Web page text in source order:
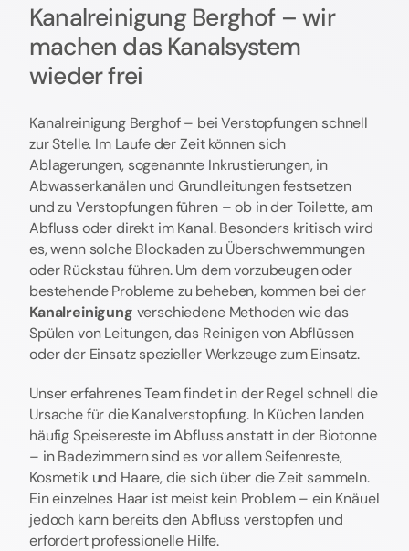
Kanalreinigung Berghof – wir
machen das Kanalsystem
wieder frei
Kanalreinigung Berghof – bei Verstopfungen schnell
zur Stelle. Im Laufe der Zeit können sich
Ablagerungen, sogenannte Inkrustierungen, in
Abwasserkanälen und Grundleitungen festsetzen
und zu Verstopfungen führen – ob in der Toilette, am
Abfluss oder direkt im Kanal. Besonders kritisch wird
es, wenn solche Blockaden zu Überschwemmungen
oder Rückstau führen. Um dem vorzubeugen oder
bestehende Probleme zu beheben, kommen bei der
Kanalreinigung verschiedene Methoden wie das
Spülen von Leitungen, das Reinigen von Abflüssen
oder der Einsatz spezieller Werkzeuge zum Einsatz.
Unser erfahrenes Team findet in der Regel schnell die
Ursache für die Kanalverstopfung. In Küchen landen
häufig Speisereste im Abfluss anstatt in der Biotonne
– in Badezimmern sind es vor allem Seifenreste,
Kosmetik und Haare, die sich über die Zeit sammeln.
Ein einzelnes Haar ist meist kein Problem – ein Knäuel
jedoch kann bereits den Abfluss verstopfen und
erfordert professionelle Hilfe.